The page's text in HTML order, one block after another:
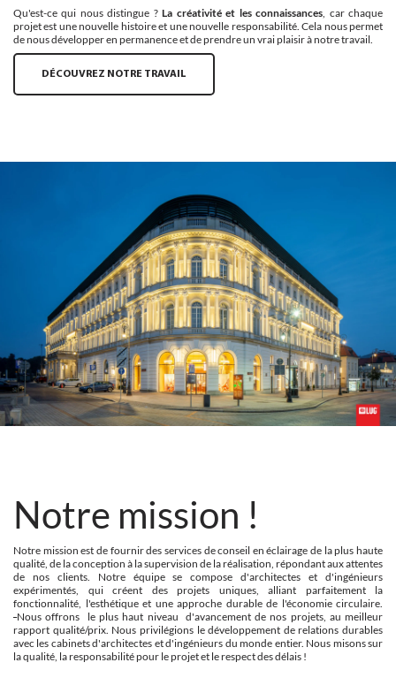
Qu'est-ce qui nous distingue ?La créativité et les connaissances, car chaque
projet est une nouvelle histoire et une nouvelle responsabilité. Cela nous permet
de nous développer en permanence et de prendre un vrai plaisir à notre travail.
DÉCOUVREZ NOTRE TRAVAIL
Notre mission !
Notre mission est de fournir des services de conseil en éclairage de la plus haute
qualité, de la conception à la supervision de la réalisation, répondant aux attentes
de nos clients. Notre équipe se compose d'architectes et d'ingénieurs
expérimentés, qui créent des projets uniques, alliant parfaitement la
fonctionnalité, l'esthétique et une approche durable de l'économie circulaire.
Nous offrons le plus haut niveau d'avancement de nos projets, au meilleur
rapport qualité/prix. Nous privilégions le développement de relations durables
avec les cabinets d'architectes et d'ingénieurs du monde entier. Nous misons sur
la qualité, la responsabilité pour le projet et le respect des délais !